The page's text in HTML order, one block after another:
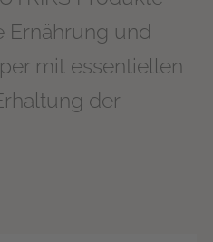
Ernährung und
mit essentiellen
der